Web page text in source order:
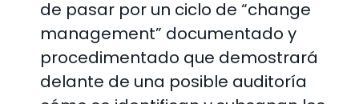
de pasar por un ciclo de “change
management” documentado y
procedimentado que demostrará
delante de una posible auditoría